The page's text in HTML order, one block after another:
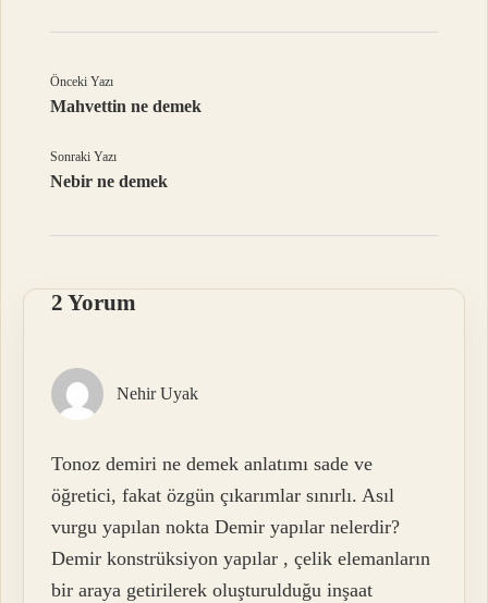
Önceki Yazı
Mahvettin ne demek
Sonraki Yazı
Nebir ne demek
2 Yorum
Nehir Uyak
Tonoz demiri ne demek anlatımı sade ve
öğretici, fakat özgün çıkarımlar sınırlı. Asıl
vurgu yapılan nokta Demir yapılar nelerdir?
Demir konstrüksiyon yapılar , çelik elemanların
bir araya getirilerek oluşturulduğu inşaat